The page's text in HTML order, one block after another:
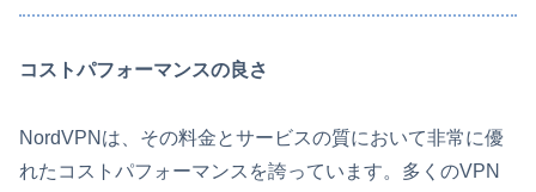
コストパフォーマンスの良さ
NordVPNは、その料金とサービスの質において非常に優
れたコストパフォーマンスを誇っています。多くのVPN